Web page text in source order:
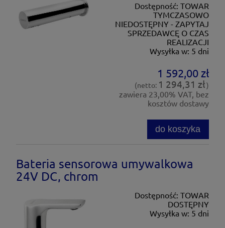
Dostępność: TOWAR
TYMCZASOWO
NIEDOSTĘPNY - ZAPYTAJ
SPRZEDAWCĘ O CZAS
REALIZACJI
Wysyłka w: 5 dni
1 592,00 zł
(netto: 1 294,31 zł)
zawiera 23,00% VAT, bez
kosztów dostawy
do koszyka
Bateria sensorowa umywalkowa
24V DC, chrom
Dostępność: TOWAR
DOSTĘPNY
Wysyłka w: 5 dni